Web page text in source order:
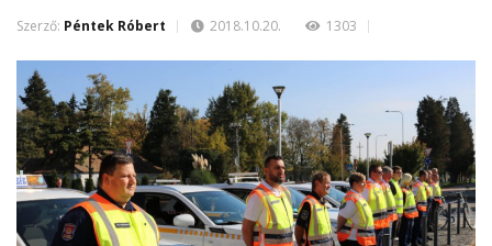
Szerző: Péntek Róbert 2018.10.20. 1303